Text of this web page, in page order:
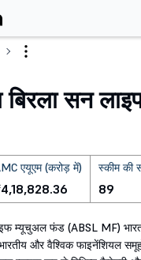
बिरला सन
एयूएम (करोड़ में) स्कीम की
89
म्यूचुअल फंड (ABSL MF)
और वैश्विक फाइनेंशियल